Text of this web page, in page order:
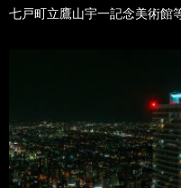
七戸町立鷹山宇一記念美術館